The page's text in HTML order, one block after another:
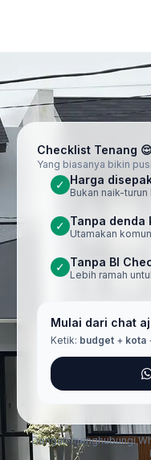
Checklist Tenang 😌
Yang biasanya bikin
✓ Harga
Bukan naik-
✓ Tanpa denda
Utamakan
✓ Tanpa BI
Lebih ramah
Mulai dari chat
Ketik: budget+ kota
Dengan menghubungi